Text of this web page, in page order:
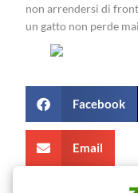
non arrendersi di
un gatto non perde
Facebook
Email